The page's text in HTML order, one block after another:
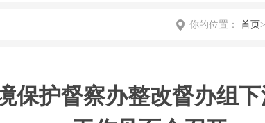
你的位置： 首页>
保护督察办整改督办组